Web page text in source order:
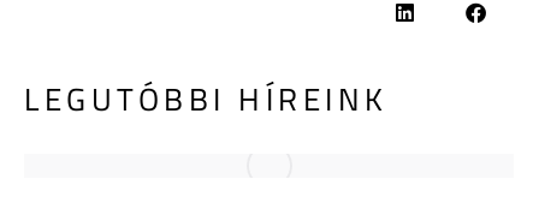
LEGUTÓBBI HÍREINK